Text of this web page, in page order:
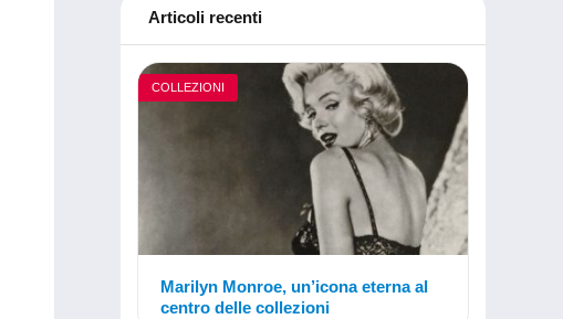
Articoli recenti
COLLEZIONI
Marilyn Monroe, un’icona eterna al
centro delle collezioni